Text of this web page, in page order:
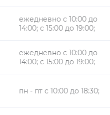
ежедневно с 10:00 до
14:00; с 15:00 до 19:00;
ежедневно с 10:00 до
14:00; с 15:00 до 19:00;
пн - пт с 10:00 до 18:30;